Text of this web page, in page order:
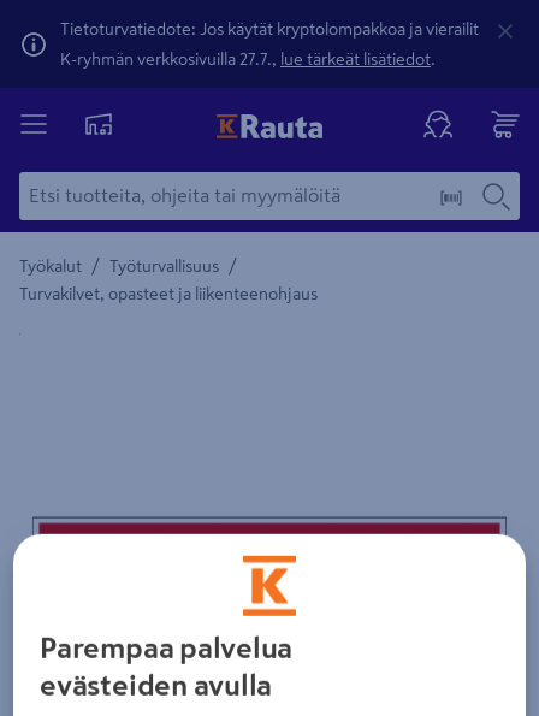
Tietoturvatiedote: Jos käytät kryptolompakkoa ja vierailit
K-ryhmän verkkosivuilla 27.7., lue tärkeät lisätiedot.
Työkalut / Työturvallisuus /
Turvakilvet, opasteet ja liikenteenohjaus
Yksityiskohtainen kuvaus löytyy Tuotteen kuvaus -
Parempaa palvelua
evästeiden avulla